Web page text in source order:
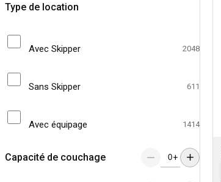
Type de location
Avec Skipper 2048
Sans Skipper 611
Avec équipage 1414
Capacité de couchage +